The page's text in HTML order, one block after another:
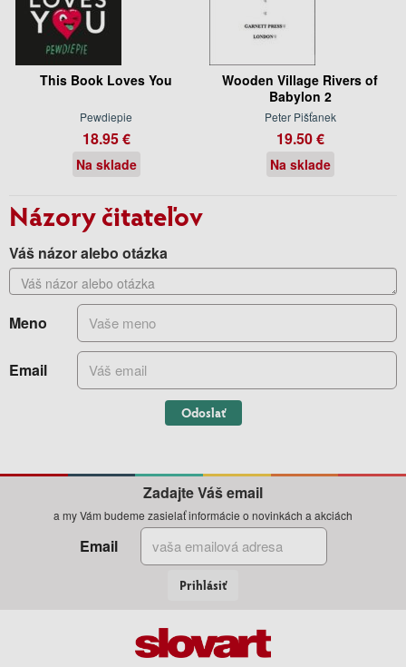
This Book Loves You
Pewdiepie
18.95 €
Na sklade
Wooden Village Rivers of
Babylon 2
Peter Pišťanek
19.50 €
Na sklade
Názory čitateľov
Váš názor alebo otázka
Meno
Email
Odoslať
Zadajte Váš email
a my Vám budeme zasielať informácie o novinkách a akciách
Email
Prihlásiť